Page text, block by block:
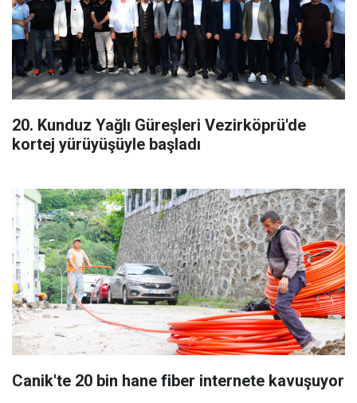
20. Kunduz Yağlı Güreşleri Vezirköprü'de
kortej yürüyüşüyle başladı
Canik'te 20 bin hane fiber internete kavuşuyor